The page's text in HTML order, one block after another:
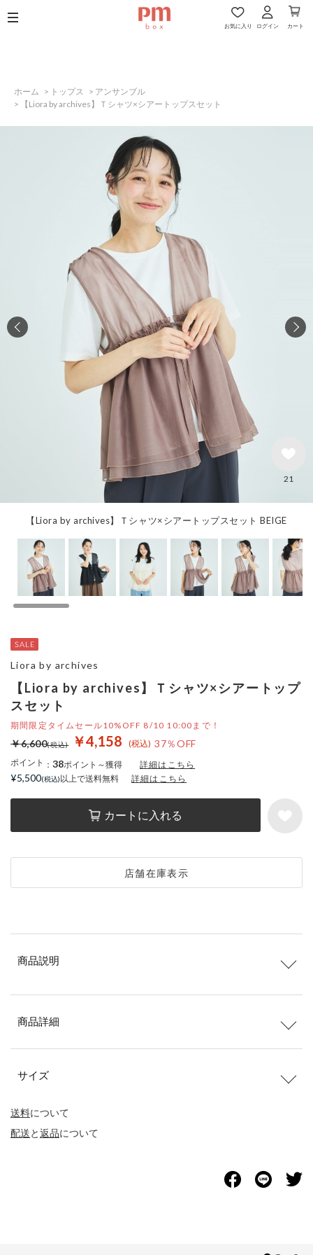
お気に入り ログイン カート
ホーム > トップス > アンサンブル
>
【Liora by archives】Ｔシャツ×シアートップスセット
【Liora by archives】Ｔシャツ×シアートップスセット BEIGE
21
【Liora by archives】Ｔシャツ×シアートップ
スセット
期間限定タイムセール10%OFF 8/10 10:00まで！
￥4,158 37％OFF
￥6,600
ポイント ： 38ポイント～獲得 詳細はこちら
カートに入れる
店舗在庫表示
Liora by archives
¥5,500 以上で送料無料 詳細はこちら
送料について
配送と返品について
商品説明
商品詳細
サイズ